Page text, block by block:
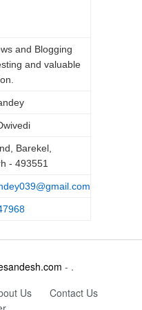
and Blogging
and valuable
Barekel,
- 493551
- .
Us
Contact Us